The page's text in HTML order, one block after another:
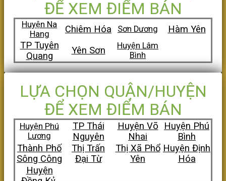
ĐỂ XEM ĐIỂM BÁN
Huyện Na
Hang
Chiêm Hóa Sơn Dương
Hàm Yên
TP Tuyên
Quang
Yên Sơn
Huyện Lâm
Bình
LỰA CHỌN QUẬN/HUYỆN
ĐỂ XEM ĐIỂM BÁN
Huyện Phú
Lương
TP Thái
Nguyên
Huyện Võ
Nhai
Huyện Phú
Bình
Thành Phố
Sông Công
Thị Trấn
Đại Từ
Thị Xã Phổ
Yên
Huyện Định
Hóa
Huyện